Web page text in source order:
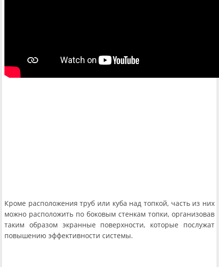
Кроме расположения труб или куба над топкой, часть из них
можно расположить по боковым стенкам топки, организовав
таким образом экранные поверхности, которые послужат
повышению эффективности системы.